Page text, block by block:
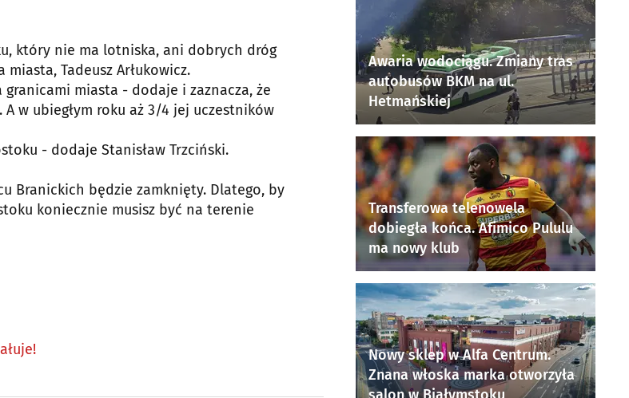
który nie ma lotniska, ani dobrych dróg
Tadeusz Arłukowicz.
miasta - dodaje i zaznacza, że
w ubiegłym roku aż 3/4 jej uczestników
- dodaje Stanisław Trzciński.
Branickich będzie zamknięty. Dlatego, by
koniecznie musisz być na terenie
Awaria wodociągu. Zmiany tras
autobusów BKM na ul.
Hetmańskiej
Transferowa telenowela
dobiegła końca. Afimico Pululu
ma nowy klub
Nowy sklep w Alfa Centrum.
Znana włoska marka otworzyła